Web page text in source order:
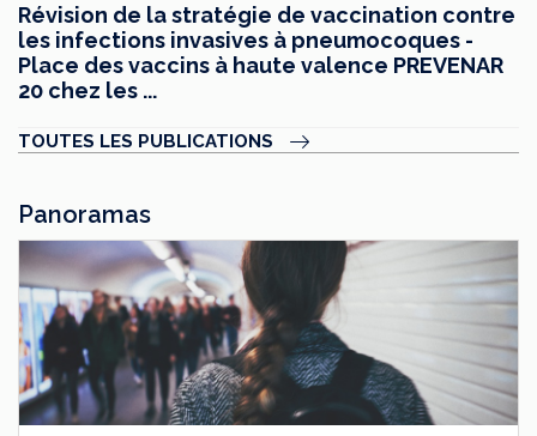
Révision de la stratégie de vaccination contre
les infections invasives à pneumocoques -
Place des vaccins à haute valence PREVENAR
20 chez les ...
TOUTES LES PUBLICATIONS
Panoramas